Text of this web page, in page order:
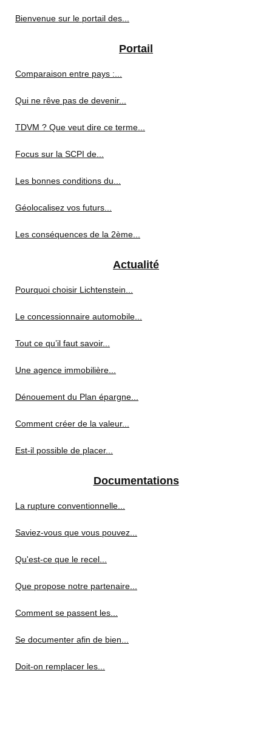
Bienvenue sur le portail des...
Portail
Comparaison entre pays :...
Qui ne rêve pas de devenir...
TDVM ? Que veut dire ce terme...
Focus sur la SCPI de...
Les bonnes conditions du...
Géolocalisez vos futurs...
Les conséquences de la 2ème...
Actualité
Pourquoi choisir Lichtenstein...
Le concessionnaire automobile...
Tout ce qu’il faut savoir...
Une agence immobilière...
Dénouement du Plan épargne...
Comment créer de la valeur...
Est-il possible de placer...
Documentations
La rupture conventionnelle...
Saviez-vous que vous pouvez...
Qu'est-ce que le recel...
Que propose notre partenaire...
Comment se passent les...
Se documenter afin de bien...
Doit-on remplacer les...